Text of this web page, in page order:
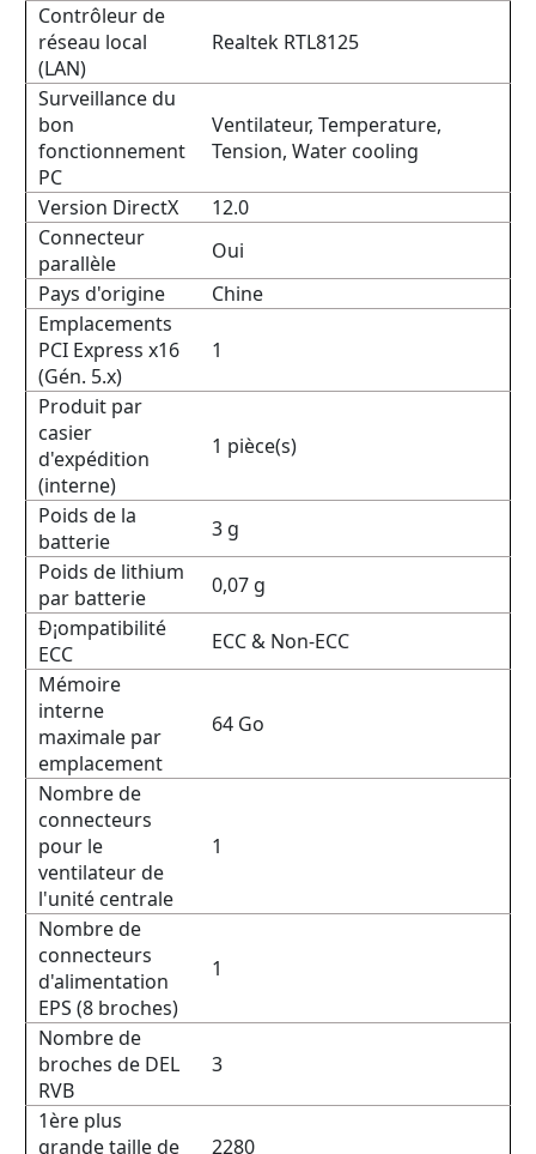
Contrôleur de
réseau local
(LAN)
Realtek RTL8125
Surveillance du
bon
fonctionnement
PC
Ventilateur, Temperature,
Tension, Water cooling
Version DirectX
12.0
Connecteur
parallèle
Oui
Pays d'origine
Chine
Emplacements
PCI Express x16
(Gén. 5.x)
1
Produit par
casier
d'expédition
(interne)
1 pièce(s)
Poids de la
batterie
3 g
Poids de lithium
par batterie
0,07 g
Ð¡ompatibilité
ECC
ECC & Non-ECC
Mémoire
interne
maximale par
emplacement
64 Go
Nombre de
connecteurs
pour le
ventilateur de
l'unité centrale
1
Nombre de
connecteurs
d'alimentation
EPS (8 broches)
1
Nombre de
broches de DEL
RVB
3
1ère plus
grande taille de
2280